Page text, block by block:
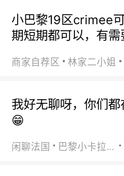
小巴黎19区crimee
期短期都可以，有
商家自荐区 林家二小姐
我好无聊呀，你们
😁
闲聊法国 巴黎小卡拉咪